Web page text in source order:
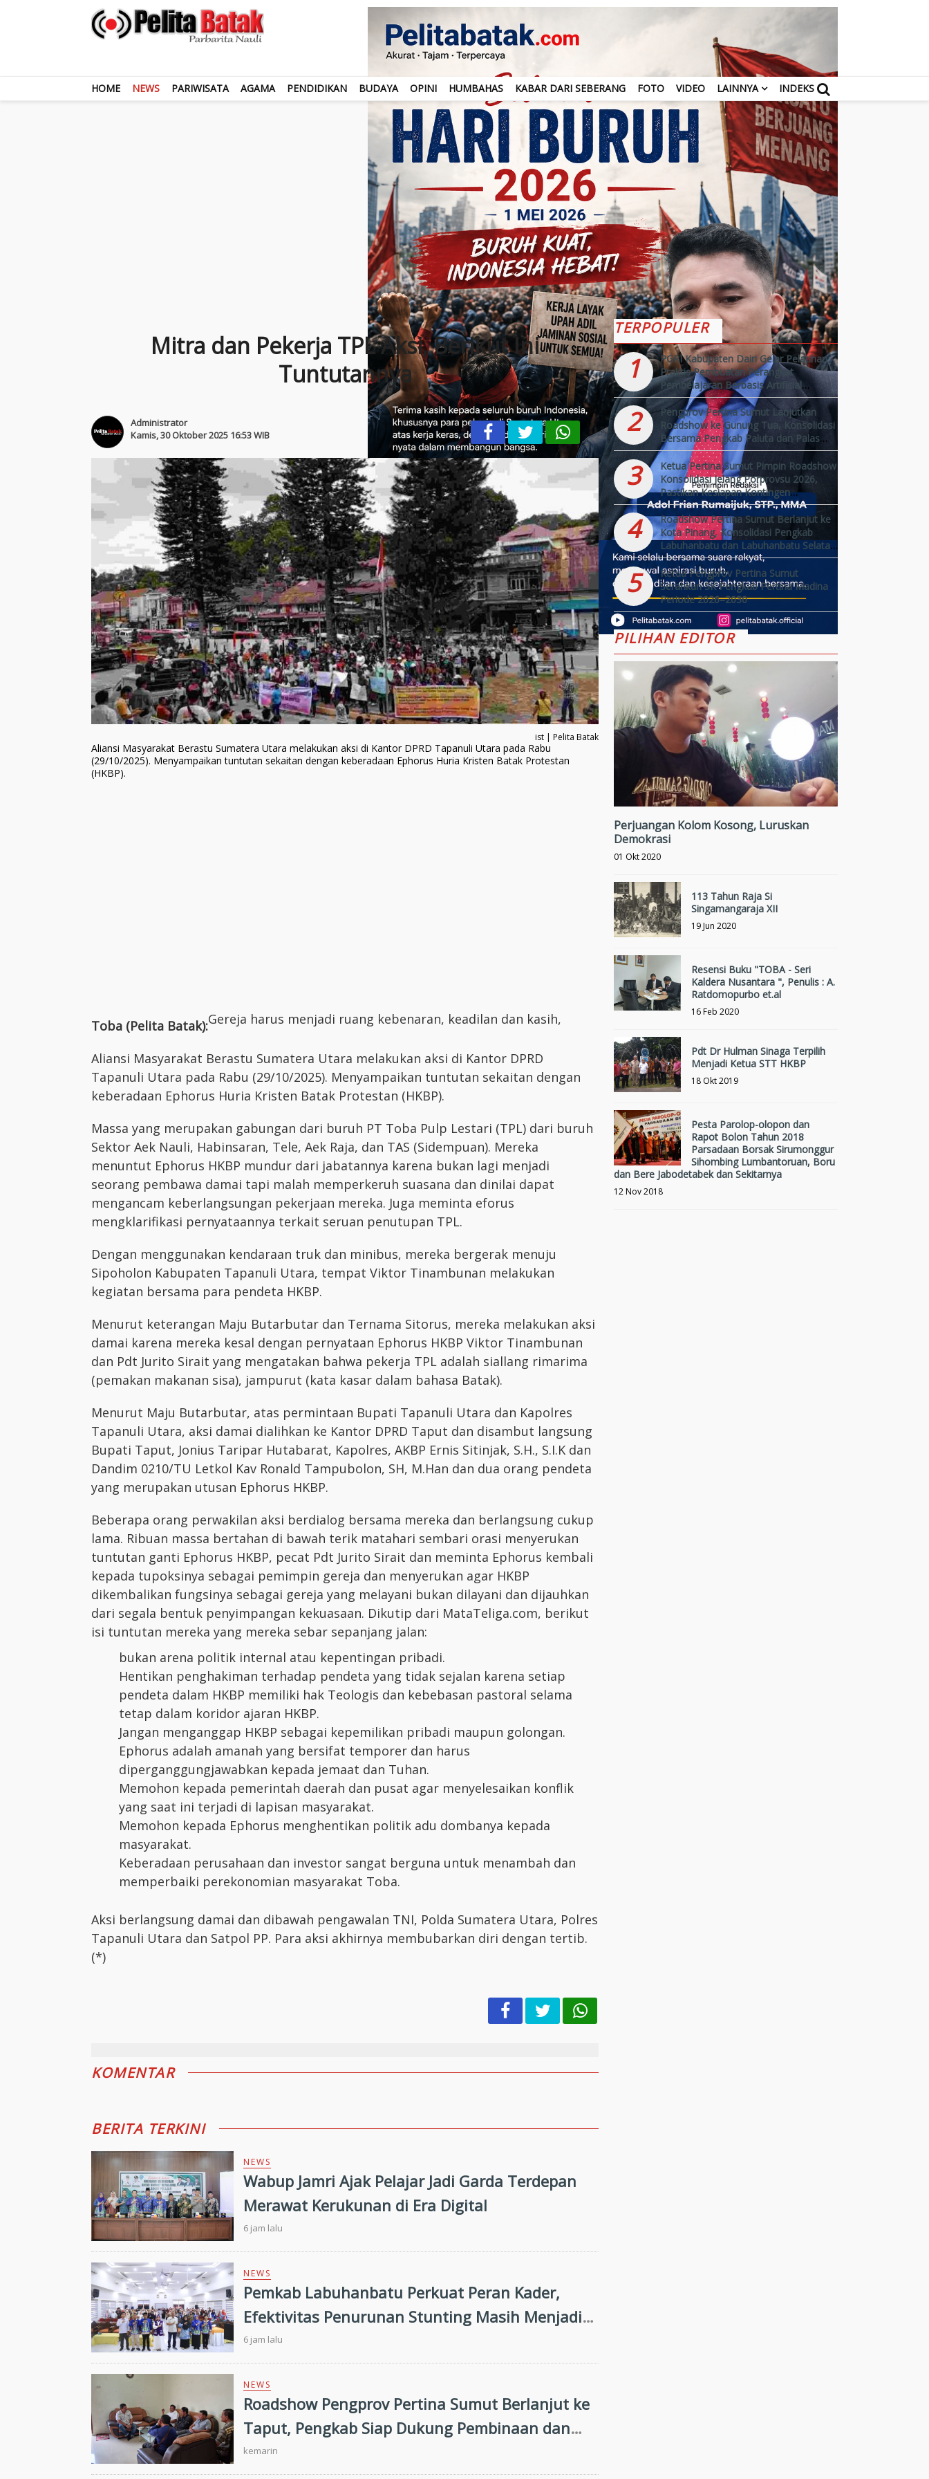
HOME NEWS PARIWISATA AGAMA PENDIDIKAN BUDAYA OPINI HUMBAHAS KABAR DARI SEBERANG FOTO VIDEO LAINNYA INDEKS
Mitra dan Pekerja TPL Aksi, Berikut Ini
Tuntutannya
Administrator
Kamis, 30 Oktober 2025 16:53 WIB
ist | Pelita Batak
Aliansi Masyarakat Berastu Sumatera Utara melakukan aksi di Kantor DPRD Tapanuli Utara pada Rabu
(29/10/2025). Menyampaikan tuntutan sekaitan dengan keberadaan Ephorus Huria Kristen Batak Protestan
(HKBP).
Toba (Pelita Batak):
Aliansi Masyarakat Berastu Sumatera Utara melakukan aksi di Kantor DPRD
Tapanuli Utara pada Rabu (29/10/2025). Menyampaikan tuntutan sekaitan dengan
keberadaan Ephorus Huria Kristen Batak Protestan (HKBP).
Massa yang merupakan gabungan dari buruh PT Toba Pulp Lestari (TPL) dari buruh
Sektor Aek Nauli, Habinsaran, Tele, Aek Raja, dan TAS (Sidempuan). Mereka
menuntut Ephorus HKBP mundur dari jabatannya karena bukan lagi menjadi
seorang pembawa damai tapi malah memperkeruh suasana dan dinilai dapat
mengancam keberlangsungan pekerjaan mereka. Juga meminta eforus
mengklarifikasi pernyataannya terkait seruan penutupan TPL.
Dengan menggunakan kendaraan truk dan minibus, mereka bergerak menuju
Sipoholon Kabupaten Tapanuli Utara, tempat Viktor Tinambunan melakukan
kegiatan bersama para pendeta HKBP.
Menurut keterangan Maju Butarbutar dan Ternama Sitorus, mereka melakukan aksi
damai karena mereka kesal dengan pernyataan Ephorus HKBP Viktor Tinambunan
dan Pdt Jurito Sirait yang mengatakan bahwa pekerja TPL adalah siallang rimarima
(pemakan makanan sisa), jampurut (kata kasar dalam bahasa Batak).
Menurut Maju Butarbutar, atas permintaan Bupati Tapanuli Utara dan Kapolres
Tapanuli Utara, aksi damai dialihkan ke Kantor DPRD Taput dan disambut langsung
Bupati Taput, Jonius Taripar Hutabarat, Kapolres, AKBP Ernis Sitinjak, S.H., S.I.K dan
Dandim 0210/TU Letkol Kav Ronald Tampubolon, SH, M.Han dan dua orang pendeta
yang merupakan utusan Ephorus HKBP.
Beberapa orang perwakilan aksi berdialog bersama mereka dan berlangsung cukup
lama. Ribuan massa bertahan di bawah terik matahari sembari orasi menyerukan
tuntutan ganti Ephorus HKBP, pecat Pdt Jurito Sirait dan meminta Ephorus kembali
kepada tupoksinya sebagai pemimpin gereja dan menyerukan agar HKBP
dikembalikan fungsinya sebagai gereja yang melayani bukan dilayani dan dijauhkan
dari segala bentuk penyimpangan kekuasaan. Dikutip dari MataTeliga.com, berikut
isi tuntutan mereka yang mereka sebar sepanjang jalan:
Gereja harus menjadi ruang kebenaran, keadilan dan kasih,
bukan arena politik internal atau kepentingan pribadi.
Hentikan penghakiman terhadap pendeta yang tidak sejalan karena setiap
pendeta dalam HKBP memiliki hak Teologis dan kebebasan pastoral selama
tetap dalam koridor ajaran HKBP.
Jangan menganggap HKBP sebagai kepemilikan pribadi maupun golongan.
Ephorus adalah amanah yang bersifat temporer dan harus
diperganggungjawabkan kepada jemaat dan Tuhan.
Memohon kepada pemerintah daerah dan pusat agar menyelesaikan konflik
yang saat ini terjadi di lapisan masyarakat.
Memohon kepada Ephorus menghentikan politik adu dombanya kepada
masyarakat.
Keberadaan perusahaan dan investor sangat berguna untuk menambah dan
memperbaiki perekonomian masyarakat Toba.
Aksi berlangsung damai dan dibawah pengawalan TNI, Polda Sumatera Utara, Polres
Tapanuli Utara dan Satpol PP. Para aksi akhirnya membubarkan diri dengan tertib.
(*)
KOMENTAR
BERITA TERKINI
NEWS
Wabup Jamri Ajak Pelajar Jadi Garda Terdepan
Merawat Kerukunan di Era Digital
6 jam lalu
NEWS
Pemkab Labuhanbatu Perkuat Peran Kader,
Efektivitas Penurunan Stunting Masih Menjadi
Tantangan Bersama
6 jam lalu
NEWS
Roadshow Pengprov Pertina Sumut Berlanjut ke
Taput, Pengkab Siap Dukung Pembinaan dan
Targetkan Prestasi di Porprovsu 2026
kemarin
TERPOPULER
1
PGRI Kabupaten Dairi Gelar Pelatihan
Praktis Pembuatan Perangkat
Pembelajaran Berbasis Artificial
Intelligence (AI)
2
Pengprov Pertina Sumut Lanjutkan
Roadshow ke Gunung Tua, Konsolidasi
Bersama Pengkab Paluta dan Palas
Jelang Porprovsu 2026
3
Ketua Pertina Sumut Pimpin Roadshow
Konsolidasi Jelang Porprovsu 2026,
Pastikan Kesiapan Kontingen
Kabupaten/Kota
4
Roadshow Pertina Sumut Berlanjut ke
Kota Pinang, Konsolidasi Pengkab
Labuhanbatu dan Labuhanbatu Selatan
Jelang Porprovsu 2026
5
Ketua Pengprov Pertina Sumut
Serahkan SK Pengkab Pertina Madina
Periode 2026–2030
PILIHAN EDITOR
Perjuangan Kolom Kosong, Luruskan
Demokrasi
01 Okt 2020
113 Tahun Raja Si
Singamangaraja XII
19 Jun 2020
Resensi Buku "TOBA - Seri
Kaldera Nusantara ", Penulis : A.
Ratdomopurbo et.al
16 Feb 2020
Pdt Dr Hulman Sinaga Terpilih
Menjadi Ketua STT HKBP
18 Okt 2019
Pesta Parolop-olopon dan
Rapot Bolon Tahun 2018
Parsadaan Borsak Sirumonggur
Sihombing Lumbantoruan, Boru
dan Bere Jabodetabek dan Sekitarnya
12 Nov 2018